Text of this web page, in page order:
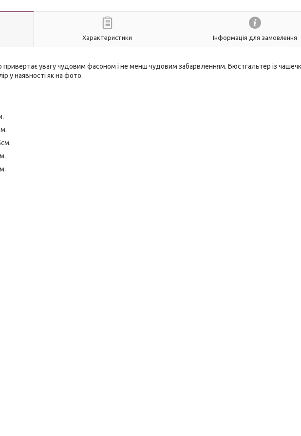
Характеристики Інформація для замовлення
увагу чудовим фасоном і не менш чудовим забарвленням. Бюстгальтер із
у наявності як на фото.